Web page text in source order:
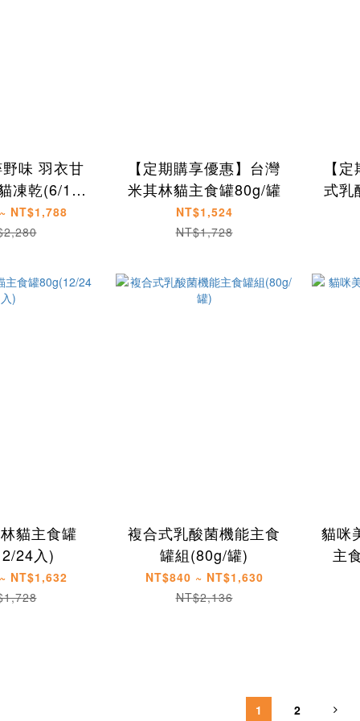
味 羽衣甘
凍乾(6/12
)
NT$1,788
【定期購享優惠】台灣
米其林貓主食罐80g/罐
NT$1,524
NT$1,728
【
式乳
貓主食罐
24入)
NT$1,632
複合式乳酸菌機能主食
罐組(80g/罐)
NT$840 ~ NT$1,630
NT$2,136
貓咪
主
1 2